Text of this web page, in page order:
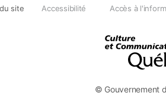
© Gouvernement
site Accessibilité Accès à